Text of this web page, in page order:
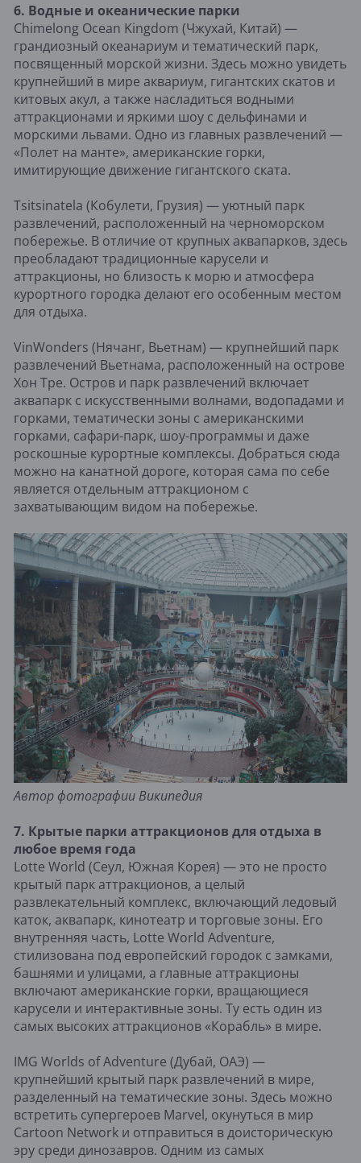
6. Водные и океанические парки
Chimelong Ocean Kingdom (Чжухай, Китай) —
грандиозный океанариум и тематический парк,
посвященный морской жизни. Здесь можно увидеть
крупнейший в мире аквариум, гигантских скатов и
китовых акул, а также насладиться водными
аттракционами и яркими шоу с дельфинами и
морскими львами. Одно из главных развлечений —
«Полет на манте», американские горки,
имитирующие движение гигантского ската.
Tsitsinatela (Кобулети, Грузия) — уютный парк
развлечений, расположенный на черноморском
побережье. В отличие от крупных аквапарков, здесь
преобладают традиционные карусели и
аттракционы, но близость к морю и атмосфера
курортного городка делают его особенным местом
для отдыха.
VinWonders (Нячанг, Вьетнам) — крупнейший парк
развлечений Вьетнама, расположенный на острове
Хон Тре. Остров и парк развлечений включает
аквапарк с искусственными волнами, водопадами и
горками, тематически зоны с американскими
горками, сафари-парк, шоу-программы и даже
роскошные курортные комплексы. Добраться сюда
можно на канатной дороге, которая сама по себе
является отдельным аттракционом с
захватывающим видом на побережье.
Автор фотографии Википедия
7. Крытые парки аттракционов для отдыха в
любое время года
Lotte World (Сеул, Южная Корея) — это не просто
крытый парк аттракционов, а целый
развлекательный комплекс, включающий ледовый
каток, аквапарк, кинотеатр и торговые зоны. Его
внутренняя часть, Lotte World Adventure,
стилизована под европейский городок с замками,
башнями и улицами, а главные аттракционы
включают американские горки, вращающиеся
карусели и интерактивные зоны. Ту есть один из
самых высоких аттракционов «Корабль» в мире.
IMG Worlds of Adventure (Дубай, ОАЭ) —
крупнейший крытый парк развлечений в мире,
разделенный на тематические зоны. Здесь можно
встретить супергероев Marvel, окунуться в мир
Cartoon Network и отправиться в доисторическую
эру среди динозавров. Одним из самых